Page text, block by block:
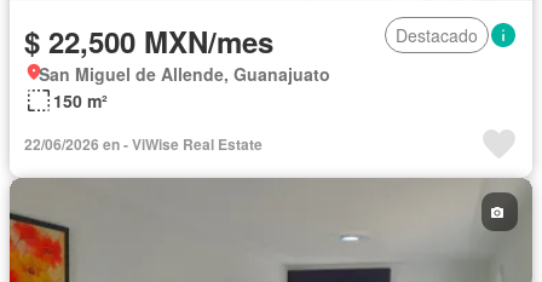
$ 22,500 MXN/mes
Destacado
San Miguel de Allende, Guanajuato
150 m²
22/06/2026 en - ViWise Real Estate